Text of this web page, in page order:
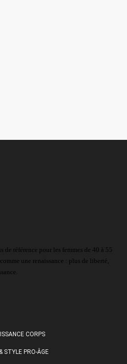
de référence pour les femmes de 40 à 55
une renaissance : plus de liberté,
CORPS
STYLE PRO-ÂGE